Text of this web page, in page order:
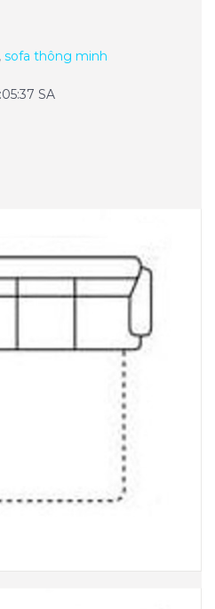
, sofa thông minh
SA